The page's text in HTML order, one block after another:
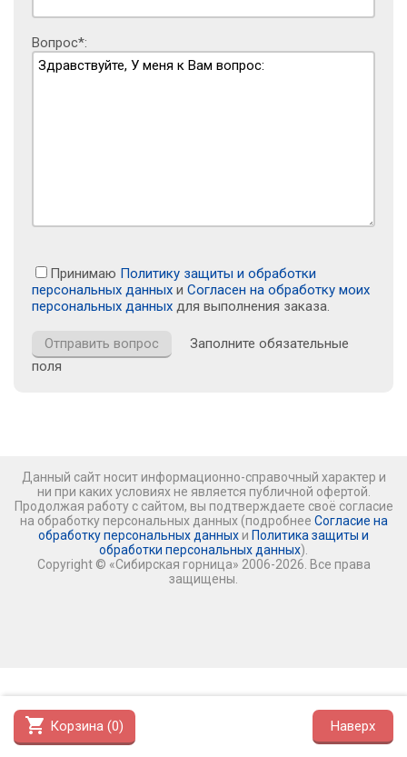
shopping_cart Корзина (0) Наверх
Вопрос*:
Принимаю Политику защиты и обработки
персональных данных и Согласен на обработку моих
персональных данных для выполнения заказа.
Заполните обязательные
поля
Данный сайт носит информационно-справочный характер и
ни при каких условиях не является публичной офертой.
Продолжая работу с сайтом, вы подтверждаете своё согласие
на обработку персональных данных (подробнее Согласие на
обработку персональных данных и Политика защиты и
обработки персональных данных).
Copyright © «Сибирская горница» 2006-2026. Все права
защищены.